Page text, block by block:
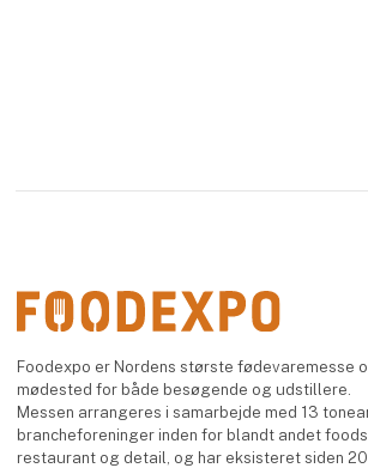
Foodexpo er Nordens største fødevaremesse
mødested for både besøgende og udstillere.
Messen arrangeres i samarbejde med 13
brancheforeninger inden for blandt andet
restaurant og detail, og har eksisteret siden